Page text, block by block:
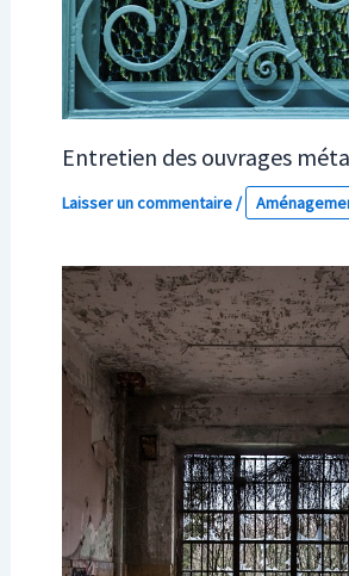
Entretien des ouvrages
Laisser un commentaire /